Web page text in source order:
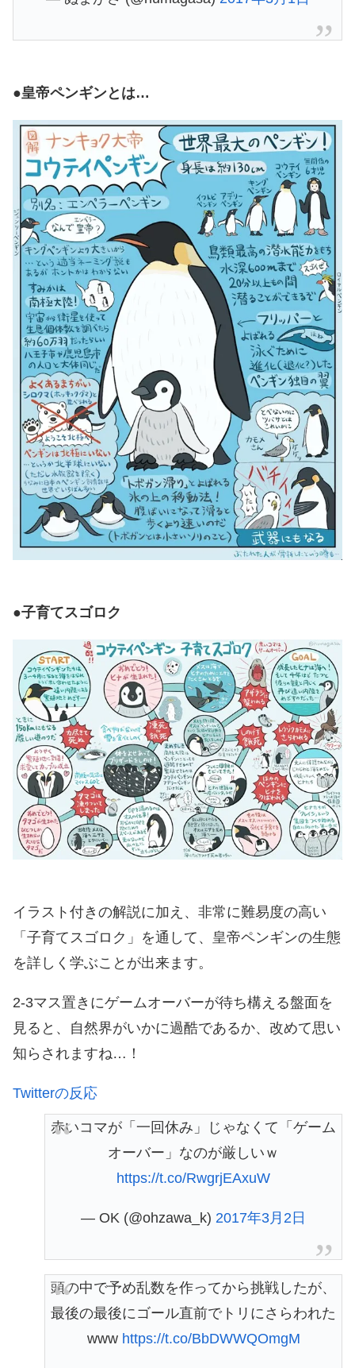
●皇帝ペンギンとは…
●子育てスゴロク
イラスト付きの解説に加え、非常に難易度の高い
「子育てスゴロク」を通して、皇帝ペンギンの生態
を詳しく学ぶことが出来ます。
2-3マス置きにゲームオーバーが待ち構える盤面を
見ると、自然界がいかに過酷であるか、改めて思い
知らされますね…！
Twitterの反応
赤いコマが「一回休み」じゃなくて「ゲーム
オーバー」なのが厳しいｗ
https://t.co/RwgrjEAxuW
— OK (@ohzawa_k) 2017年3月2日
頭の中で予め乱数を作ってから挑戦したが、
最後の最後にゴール直前でトリにさらわれた
www https://t.co/BbDWWQOmgM